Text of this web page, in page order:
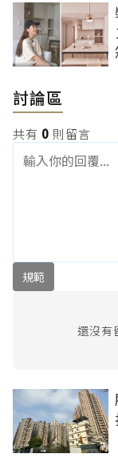
討論區
共有 0 則留言
規範
還沒有